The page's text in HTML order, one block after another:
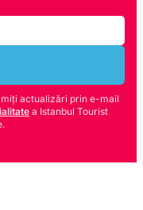
actualizări prin e-mail
a Istanbul Tourist